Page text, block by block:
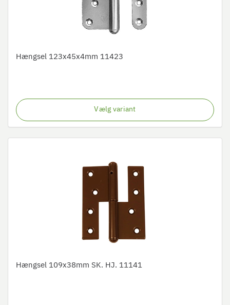
Hængsel 123x45x4mm 11423
Vælg variant
Hængsel 109x38mm SK. HJ. 11141